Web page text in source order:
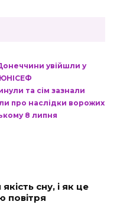
увійшли у
ЮНІСЕФ
та сім зазнали
про наслідки ворожих
8 липня
сну, і як це
повітря